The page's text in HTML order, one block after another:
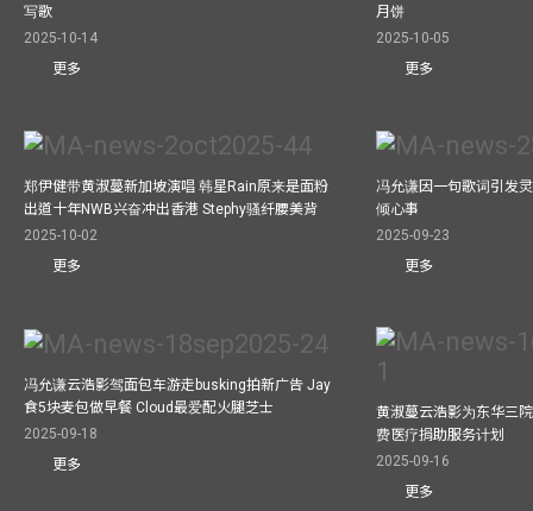
写歌
2025-10-14
更多
月饼
2025-10-05
更多
郑伊健带黄淑蔓新加坡演唱 韩星Rain原来是面粉
出道十年NWB兴奋冲出香港 Stephy骚纤腰美背
2025-10-02
更多
冯允谦因一句歌词引发
倾心事
2025-09-23
更多
冯允谦云浩影驾面包车游走busking拍新广告 Jay
食5块麦包做早餐 Cloud最爱配火腿芝士
2025-09-18
更多
黄淑蔓云浩影为东华三
费医疗捐助服务计划
2025-09-16
更多